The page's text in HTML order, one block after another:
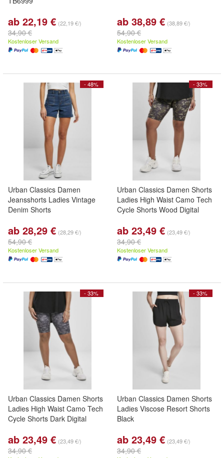
ab 22,19 € (22,19 €/)
34,90 €
Kostenloser Versand
ab 38,89 € (38,89 €/)
54,90 €
Kostenloser Versand
- 48%
Urban Classics Damen
Jeansshorts Ladies Vintage
Denim Shorts
ab 28,29 € (28,29 €/)
54,90 €
Kostenloser Versand
- 33%
Urban Classics Damen Shorts
Ladies High Waist Camo Tech
Cycle Shorts Wood Digital
ab 23,49 € (23,49 €/)
34,90 €
Kostenloser Versand
- 33%
Urban Classics Damen Shorts
Ladies High Waist Camo Tech
Cycle Shorts Dark Digital
ab 23,49 € (23,49 €/)
34,90 €
- 33%
Urban Classics Damen Shorts
Ladies Viscose Resort Shorts
Black
ab 23,49 € (23,49 €/)
34,90 €